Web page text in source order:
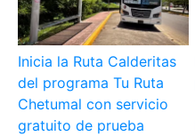
Inicia la Ruta Calderitas
del programa Tu Ruta
Chetumal con servicio
gratuito de prueba